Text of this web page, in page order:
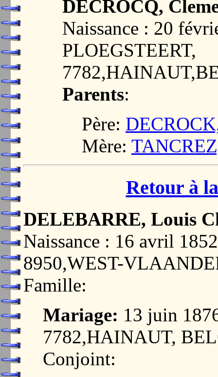
DECROCQ,
Naissance : 20
PLOEGSTEERT,
Parents:
Père:
Mère:
Retour à
DELEBARRE, Louis
Naissance : 16 avril
8950,WEST-
Famille:
Mariage: 13 juin
7782,HAINAUT,
Conjoint: